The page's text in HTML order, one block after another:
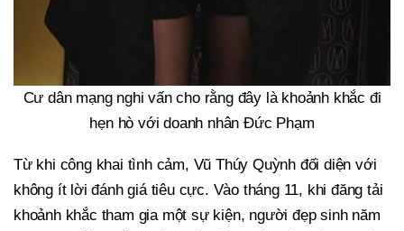
Cư dân mạng nghi vấn cho rằng đây là khoảnh khắc đi
hẹn hò với doanh nhân Đức Phạm
Từ khi công khai tình cảm, Vũ Thúy Quỳnh đối diện với
không ít lời đánh giá tiêu cực. Vào tháng 11, khi đăng tải
khoảnh khắc tham gia một sự kiện, người đẹp sinh năm